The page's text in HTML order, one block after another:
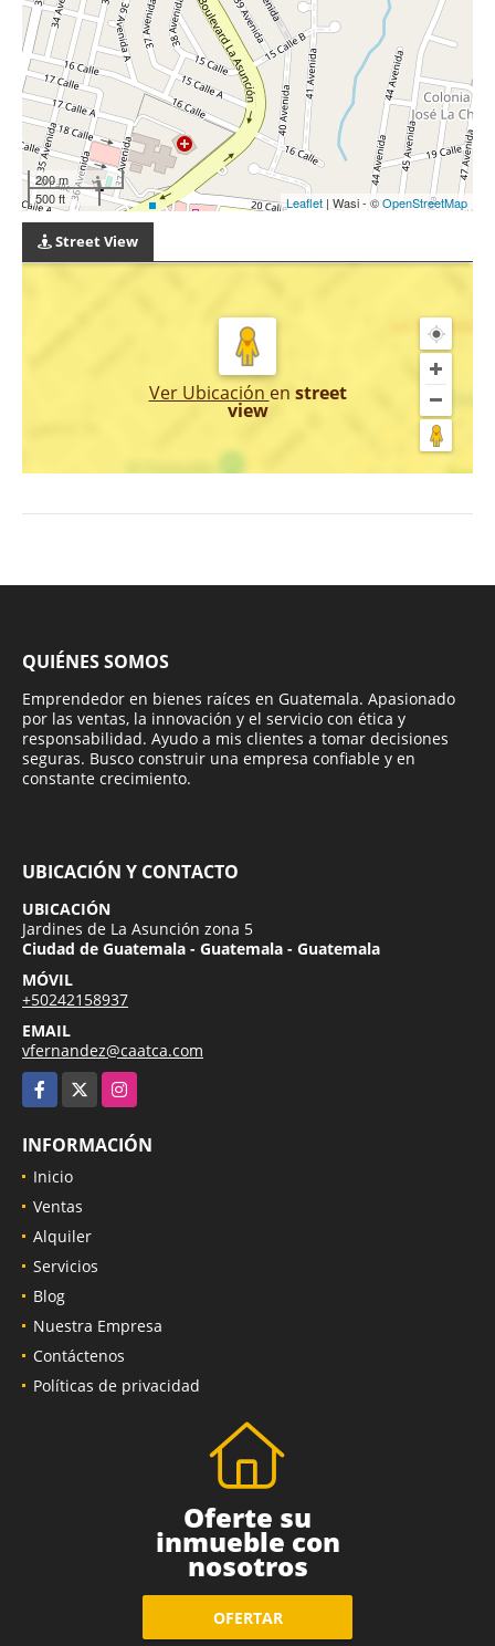
200 m
500 ft
Leaflet | Wasi - ©OpenStreetMap
Street View
Ver Ubicación en street
view
QUIÉNES SOMOS
Emprendedor en bienes raíces en Guatemala. Apasionado
por las ventas, la innovación y el servicio con ética y
responsabilidad. Ayudo a mis clientes a tomar decisiones
seguras. Busco construir una empresa confiable y en
constante crecimiento.
UBICACIÓN Y CONTACTO
UBICACIÓN
Jardines de La Asunción zona 5
Ciudad de Guatemala - Guatemala - Guatemala
MÓVIL
+50242158937
EMAIL
vfernandez@caatca.com
Facebook
Instagram
INFORMACIÓN
Inicio
Ventas
Alquiler
Servicios
Blog
Nuestra Empresa
Contáctenos
Políticas de privacidad
Oferte su
inmueble con
nosotros
OFERTAR